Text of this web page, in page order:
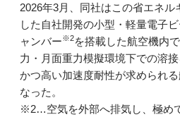
2026年3月、同社はこの省エネ
した自社開発の小型・軽量電子
ャンバー※2を搭載した航空機内
力・月面重力模擬環境下での溶
かつ高い加速度耐性が求められ
なった。
※2…空気を外部へ排気し、極め